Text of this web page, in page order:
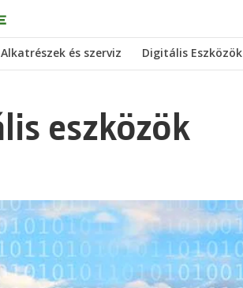
Alkatrészek és szerviz Digitális Eszközök
eszközök